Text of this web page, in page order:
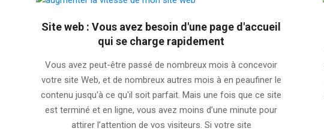
Site web : Vous avez besoin d'une page d'accueil
qui se charge rapidement
08-
14
Vous avez peut-être passé de nombreux mois à concevoir
votre site Web, et de nombreux autres mois à en peaufiner le
contenu jusqu'à ce qu'il soit parfait. Mais une fois que ce site
est terminé et en ligne, vous avez moins d’une minute pour
attirer l’attention de vos visiteurs. Si votre site